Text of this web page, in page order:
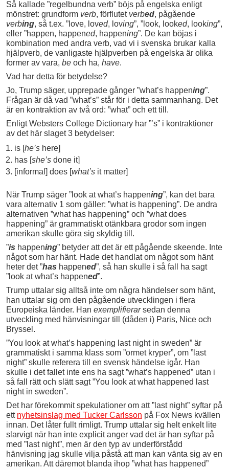
Så kallade ”regelbundna verb” böjs på engelska enligt
mönstret: grundform verb, förflutet verbed, pågående
verbing, så t.ex. ”love, loved, loving”, ”look, looked, looking”,
eller ”happen, happened, happening”. De kan böjas i
kombination med andra verb, vad vi i svenska brukar kalla
hjälpverb, de vanligaste hjälpverben på engelska är olika
former av vara, be och ha, have.
Vad har detta för betydelse?
Jo, Trump säger, upprepade gånger ”what’s happening”.
Frågan är då vad ”what’s” står för i detta sammanhang. Det
är en kontraktion av två ord: ”what” och ett till.
Enligt Websters College Dictionary har ”’s” i kontraktioner
av det här slaget 3 betydelser:
is [he’shere]
has [she’sdone it]
[informal] does [what’sit matter]
När Trump säger ”look at what’s happening”, kan det bara
vara alternativ 1 som gäller: ”what is happening”. De andra
alternativen ”what has happening” och ”what does
happening” är grammatiskt otänkbara grodor som ingen
amerikan skulle göra sig skyldig till.
”is happening” betyder att det är ett pågående skeende. Inte
något som har hänt. Hade det handlat om något som hänt
heter det ”has happened”, så han skulle i så fall ha sagt
”look at what’s happened”.
Trump uttalar sig alltså inte om några händelser som hänt,
han uttalar sig om den pågående utvecklingen i flera
Europeiska länder. Han exemplifierarsedan denna
utveckling med hänvisningar till (dåden i) Paris, Nice och
Bryssel.
”You look at what’s happening last night in sweden” är
grammatiskt i samma klass som ”ormet kryper”, om ”last
night” skulle referera till en svensk händelse igår. Han
skulle i det fallet inte ens ha sagt ”what’s happened” utan i
så fall rätt och slätt sagt ”You look at what happened last
night in sweden”.
Det har förekommit spekulationer om att ”last night” syftar på
ett nyhetsinslag med Tucker Carlsson på Fox News kvällen
innan. Det låter fullt rimligt. Trump uttalar sig helt enkelt lite
slarvigt när han inte explicit anger vad det är han syftar på
med ”last night”, men är den typ av underförstådd
hänvisning jag skulle vilja påstå att man kan vänta sig av en
amerikan. Att däremot blanda ihop ”what has happened”